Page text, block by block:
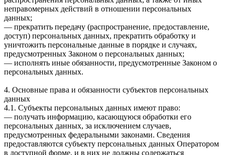
неправомерных действий в отношении персональных
данных;
— прекратить передачу (распространение, предоставление,
доступ) персональных данных, прекратить обработку и
уничтожить персональные данные в порядке и случаях,
предусмотренных Законом о персональных данных;
— исполнять иные обязанности, предусмотренные Законом о
персональных данных.
4. Основные права и обязанности субъектов персональных
данных
4.1. Субъекты персональных данных имеют право:
— получать информацию, касающуюся обработки его
персональных данных, за исключением случаев,
предусмотренных федеральными законами. Сведения
предоставляются субъекту персональных данных Оператором
в доступной форме, и в них не должны содержаться